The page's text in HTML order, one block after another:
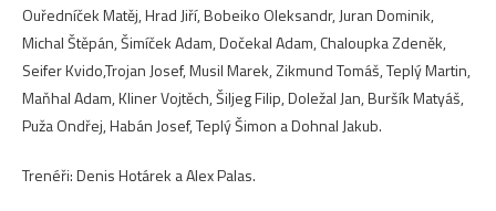
Ouředníček Matěj, Hrad Jiří, Bobeiko Oleksandr, Juran Dominik,
Michal Štěpán, Šimíček Adam, Dočekal Adam, Chaloupka Zdeněk,
Seifer Kvido,Trojan Josef, Musil Marek, Zikmund Tomáš, Teplý Martin,
Maňhal Adam, Kliner Vojtěch, Šiljeg Filip, Doležal Jan, Buršík Matyáš,
Puža Ondřej, Habán Josef, Teplý Šimon a Dohnal Jakub.
Trenéři: Denis Hotárek a Alex Palas.